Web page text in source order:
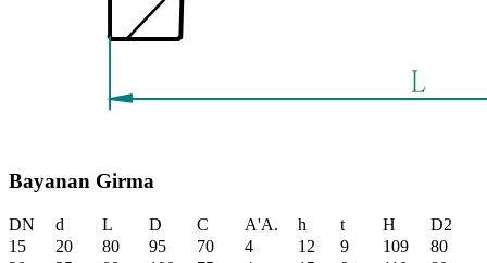
Bayanan Girma
DN d L D C A'A. h t H
D2
15
20 80 95 70 4 12 9 109
80